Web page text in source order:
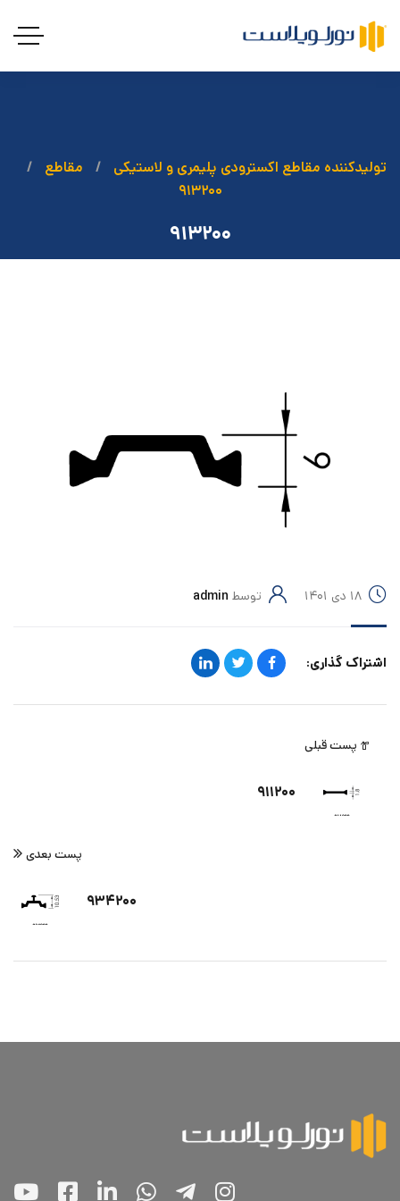
تولیدکننده مقاطع اکسترودی پلیمری و لاستیکی
مقاطع
۹۱۳۲۰۰
۹۱۳۲۰۰
۱۸ دی ۱۴۰۱ توسط admin
اشتراک گذاری:
پست قبلی
۹۱۱۲۰۰
پست بعدی
۹۳۴۲۰۰